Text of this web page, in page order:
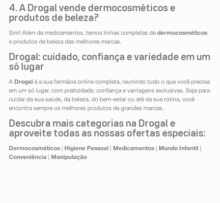
4. A Drogal vende dermocosméticos e
produtos de beleza?
Sim! Além de medicamentos, temos linhas completas de dermocosméticos
e produtos de beleza das melhores marcas.
Drogal: cuidado, confiança e variedade em um
só lugar
A Drogal é a sua farmácia online completa, reunindo tudo o que você precisa
em um só lugar, com praticidade, confiança e vantagens exclusivas. Seja para
cuidar da sua saúde, da beleza, do bem-estar ou até da sua rotina, você
encontra sempre os melhores produtos de grandes marcas.
Descubra mais categorias na Drogal e
aproveite todas as nossas ofertas especiais:
Dermocosméticos| Higiene Pessoal Medicamentos| Mundo Infantil
Conveniência| Manipulação